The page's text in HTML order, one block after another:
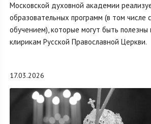
Московской духовной академии
образовательных программ (в том числе
обучением), которые могут быть
клирикам Русской Православной Церкви.
17.03.2026